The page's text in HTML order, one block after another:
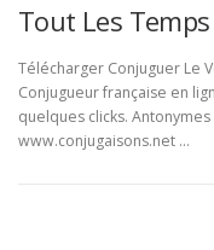
Tout Les
Télécharger Conjuguer Le
Conjugueur française en
quelques clicks.
www.conjugaisons.net …